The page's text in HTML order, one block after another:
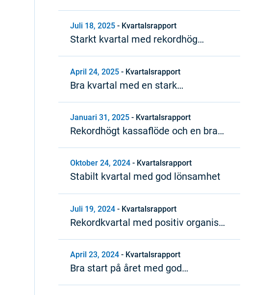
lönsamhet och starkt kassaflöde
Juli 18, 2025- Kvartalsrapport
Starkt kvartal med rekordhög
rörelsemarginal
April 24, 2025- Kvartalsrapport
Bra kvartal med en stark
vinsttillväxt
Januari 31, 2025- Kvartalsrapport
Rekordhögt kassaflöde och en bra
organisk tillväxttrend under 2024
Oktober 24, 2024- Kvartalsrapport
Stabilt kvartal med god lönsamhet
Juli 19, 2024- Kvartalsrapport
Rekordkvartal med positiv organisk
tillväxt och stark lönsamhet
April 23, 2024- Kvartalsrapport
Bra start på året med god
lönsamhet och positivt kassaflöde